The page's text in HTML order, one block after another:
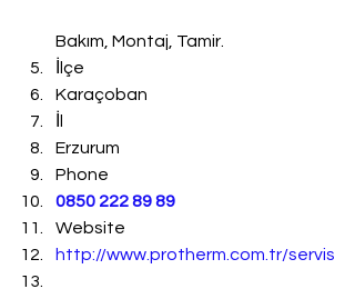
Bakım, Montaj, Tamir.
İlçe
Karaçoban
Erzurum
Phone
0850 222 89 89
Website
http://www.protherm.com.tr/servis